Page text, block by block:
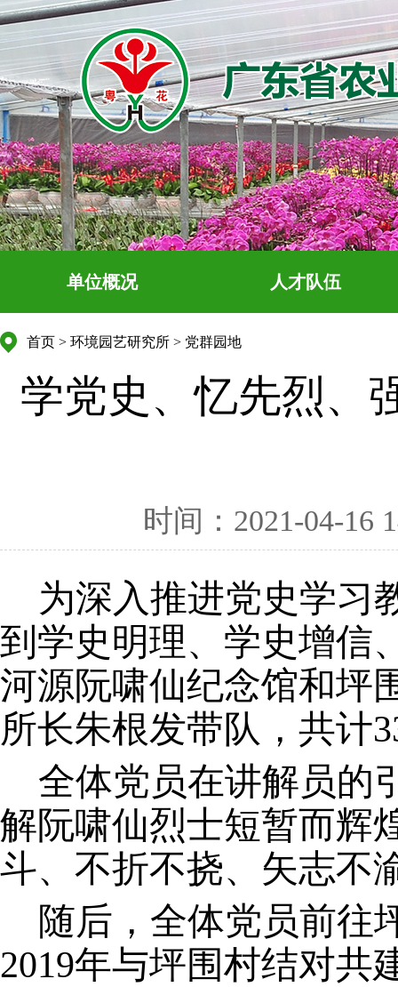
单位概况 人才队伍
首页 > 环境园艺研究所 > 党群园地
学党史、忆先烈
时间：2021-04-16
为深入推进党史学习
到学史明理、学史增信
河源阮啸仙纪念馆和坪
所长朱根发带队，共计
全体党员在讲解员的
解阮啸仙烈士短暂而辉
斗、不折不挠、矢志不
随后，全体党员前往
2019年与坪围村结对共